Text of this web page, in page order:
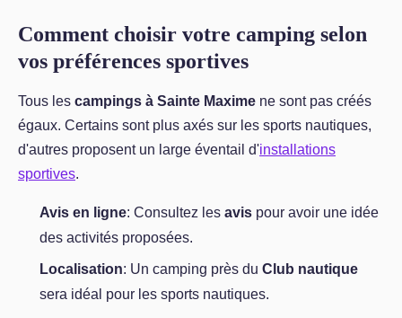
Comment choisir votre camping selon
vos préférences sportives
Tous les campings à Sainte Maxime ne sont pas créés
égaux. Certains sont plus axés sur les sports nautiques,
d'autres proposent un large éventail d'installations
sportives.
Avis en ligne: Consultez les avis pour avoir une idée
des activités proposées.
Localisation: Un camping près du Club nautique
sera idéal pour les sports nautiques.